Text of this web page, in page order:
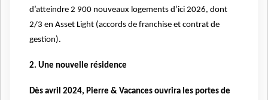
d’atteindre 2 900 nouveaux logements d’ici 2026, dont
2/3 en Asset Light (accords de franchise et contrat de
gestion).
2. Une nouvelle résidence
Dès avril 2024, Pierre & Vacances ouvrira les portes de